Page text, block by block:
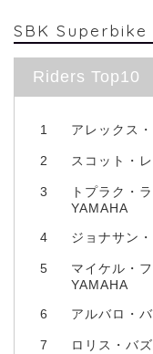
SBK Superbike
Riders Top10
1 アレックス
2 スコット・
3
トプラク・
YAMAHA
4 ジョナサン
5
マイケル・
YAMAHA
6 アルバロ・
7 ロリス・バ